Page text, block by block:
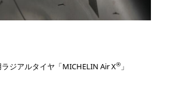
ジアルタイヤ「MICHELIN Air X® 」